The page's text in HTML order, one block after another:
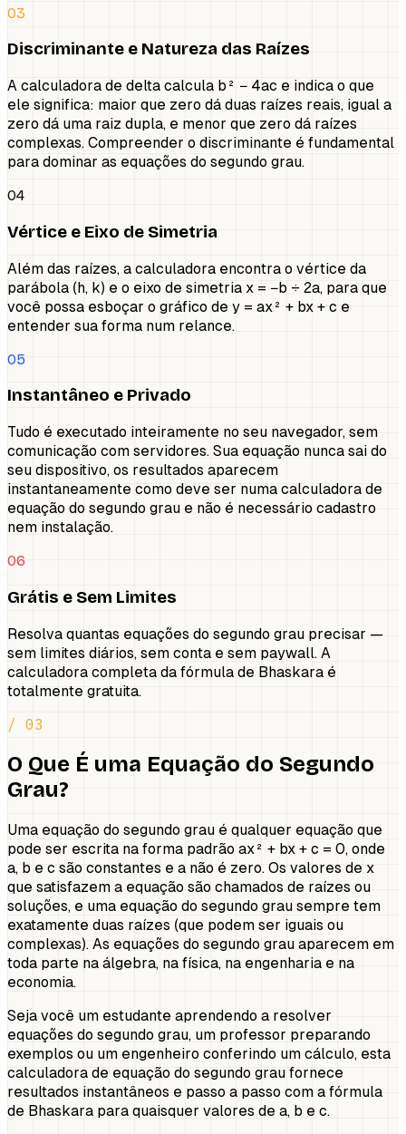
03
Discriminante e Natureza das Raízes
A calculadora de delta calcula b² − 4ac e indica o que
ele significa: maior que zero dá duas raízes reais, igual a
zero dá uma raiz dupla, e menor que zero dá raízes
complexas. Compreender o discriminante é fundamental
para dominar as equações do segundo grau.
04
Vértice e Eixo de Simetria
Além das raízes, a calculadora encontra o vértice da
parábola (h, k) e o eixo de simetria x = −b ÷ 2a, para que
você possa esboçar o gráfico de y = ax² + bx + c e
entender sua forma num relance.
05
Instantâneo e Privado
Tudo é executado inteiramente no seu navegador, sem
comunicação com servidores. Sua equação nunca sai do
seu dispositivo, os resultados aparecem
instantaneamente como deve ser numa calculadora de
equação do segundo grau e não é necessário cadastro
nem instalação.
06
Grátis e Sem Limites
Resolva quantas equações do segundo grau precisar —
sem limites diários, sem conta e sem paywall. A
calculadora completa da fórmula de Bhaskara é
totalmente gratuita.
/ 03
O Que É uma Equação do Segundo
Grau?
Uma equação do segundo grau é qualquer equação que
pode ser escrita na forma padrão ax² + bx + c = 0, onde
a, b e c são constantes e a não é zero. Os valores de x
que satisfazem a equação são chamados de raízes ou
soluções, e uma equação do segundo grau sempre tem
exatamente duas raízes (que podem ser iguais ou
complexas). As equações do segundo grau aparecem em
toda parte na álgebra, na física, na engenharia e na
economia.
Seja você um estudante aprendendo a resolver
equações do segundo grau, um professor preparando
exemplos ou um engenheiro conferindo um cálculo, esta
calculadora de equação do segundo grau fornece
resultados instantâneos e passo a passo com a fórmula
de Bhaskara para quaisquer valores de a, b e c.